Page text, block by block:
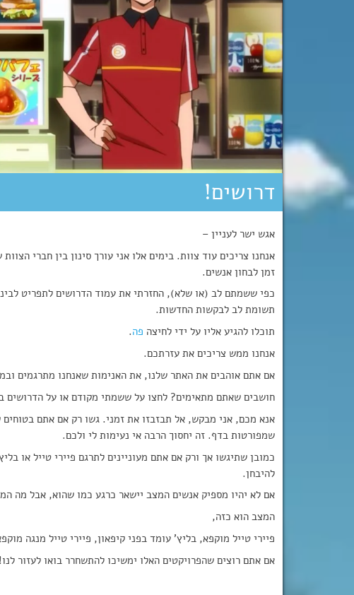
דרושים!
אגש ישר לעניין –
אנחנו צריכים עוד צוות. בימים אלו אני עורך סינון בין חברי
זמן לבחון אנשים.
כפי ששמתם לב (או שלא), החזרתי את עמוד הדרושים לתפריט
תשומת לב לבקשות החדשות.
תוכלו להגיע אליו על ידי לחיצה פה.
אנחנו ממש צריכים את עזרתכם.
אם אתם אוהבים את האתר שלנו, את האנימות שאנחנו מתרגמים
חושבים שאתם מתאימים? לחצו על ששמתי מקודם או על הדרושים
אנא מכם, אני מבקש, אל תבזבזו את זמני. גשו רק אם אתם
שמפורטות בדף. זה יחסוך הרבה אי נעימות לי ולכם.
כמובן שתיגשו אך ורק אם אתם מעוניינים לתרגם פיירי טייל או
להיבחן.
אם לא יהיו מספיק אנשים המצב יישאר כרגע כמו שהוא, אבל מה
המצב הוא כזה,
פיירי טייל מוקפא, בליץ’ עומד בפני קיפאון, פיירי טייל מנגה
אם אתם רוצים שהפרויקטים האלו ימשיכו להתשחרר בואו לעזור לנו!